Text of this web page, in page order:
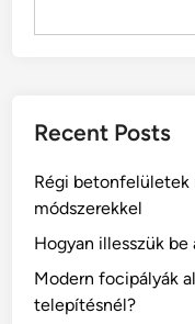
Recent Posts
Régi betonfelületek
módszerekkel
Hogyan illesszük
Modern focipályák
telepítésnél?